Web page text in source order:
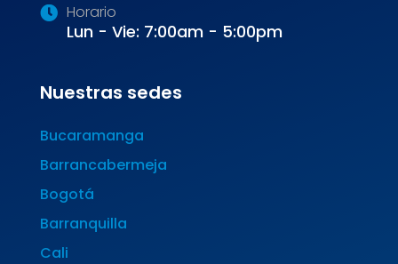
Horario
Lun - Vie: 7:00am - 5:00pm
Nuestras sedes
Bucaramanga
Barrancabermeja
Bogotá
Barranquilla
Cali